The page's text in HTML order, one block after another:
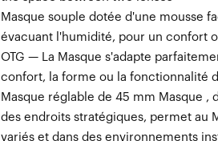
Masque souple dotée d'une mousse
évacuant l'humidité, pour un confort
OTG — La Masque s'adapte
confort, la forme ou la fonctionnalité
Masque réglable de 45 mm Masque ,
des endroits stratégiques, permet au
variés et dans des environnements